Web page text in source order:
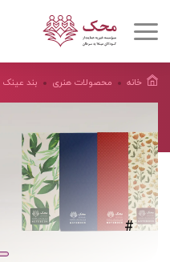
خانه محصولات هنرى بند عینک
#